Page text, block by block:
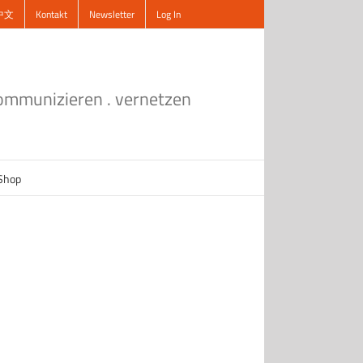
文 Kontakt Newsletter Log In
. vernetzen